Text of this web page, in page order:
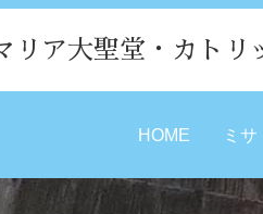
リア大聖堂・カトリ
HOME ミサ